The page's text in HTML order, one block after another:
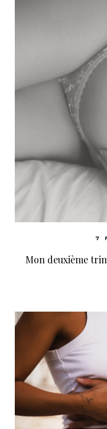
7
Mon deuxième